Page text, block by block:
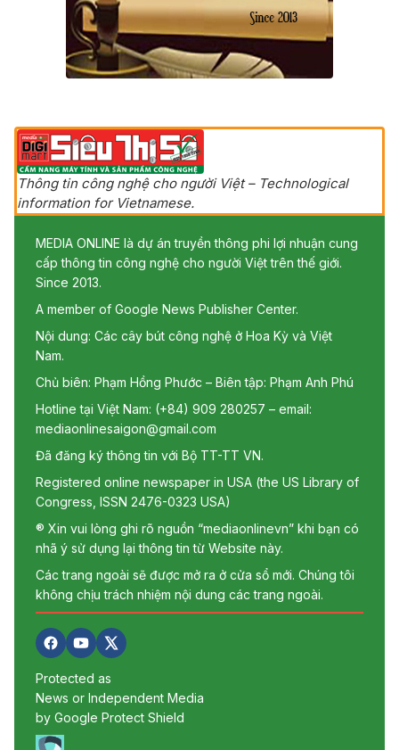
Thông tin công nghệ cho người Việt – Technological
information for Vietnamese.
MEDIA ONLINE là dự án truyền thông phi lợi nhuận cung
cấp thông tin công nghệ cho người Việt trên thế giới.
Since 2013.
A member of Google News Publisher Center.
Nội dung: Các cây bút công nghệ ở Hoa Kỳ và Việt
Nam.
Chủ biên: Phạm Hồng Phước – Biên tập: Phạm Anh Phú
Hotline tại Việt Nam: (+84) 909 280257 – email:
mediaonlinesaigon@gmail.com
Đã đăng ký thông tin với Bộ TT-TT VN.
Registered online newspaper in USA (the US Library of
Congress, ISSN 2476-0323 USA)
® Xin vui lòng ghi rõ nguồn “mediaonlinevn” khi bạn có
nhã ý sử dụng lại thông tin từ Website này.
Các trang ngoài sẽ được mở ra ở cửa sổ mới. Chúng tôi
không chịu trách nhiệm nội dung các trang ngoài.
Protected as
News or Independent Media
by Google Protect Shield